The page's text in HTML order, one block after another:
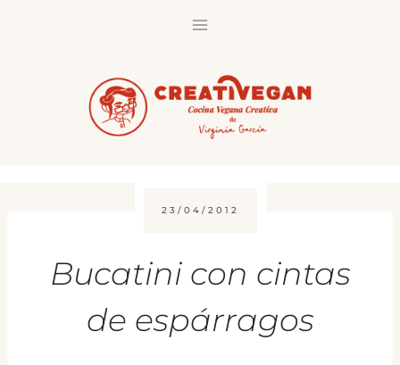
23/04/2012
Bucatini con cintas
de espárragos